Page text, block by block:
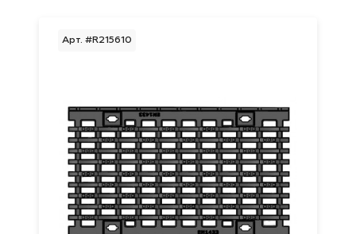
Арт. #R215610